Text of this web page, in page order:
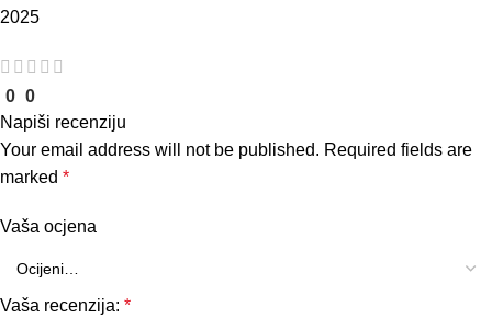
2025
0 0
Napiši recenziju
Your email address will not be published. Required fields are
marked *
Vaša ocjena
Vaša recenzija: *